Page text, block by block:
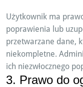
Użytkownik ma
poprawienia lub
przetwarzane dane,
niekompletne.
ich niezwłocznego
3. Prawo do